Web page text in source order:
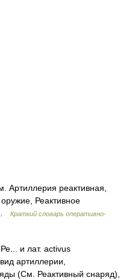
реактивная,
Реактивное
Краткий словарь оперативно-
и лат. activus
артиллерии,
(См. Реактивный снаряд),